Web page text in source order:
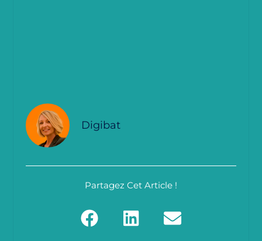
Digibat
Partagez Cet Article !